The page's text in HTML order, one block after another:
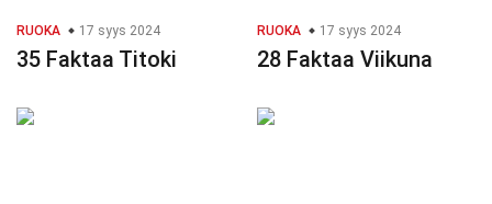
RUOKA 17 syys 2024
35 Faktaa Titoki
RUOKA 17 syys 2024
28 Faktaa Viikuna